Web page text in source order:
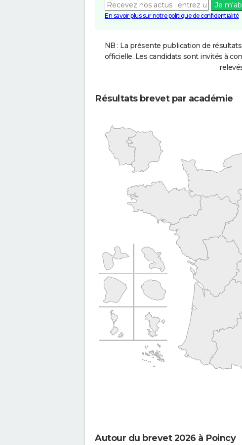
Je
En savoir plus sur notre politique de confidentialité
NB : La présente publication de
officielle. Les candidats sont invités à
Résultats brevet par académie
Autour du brevet 2026 à Poincy